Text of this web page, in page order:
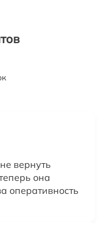
вернуть
она
оперативность